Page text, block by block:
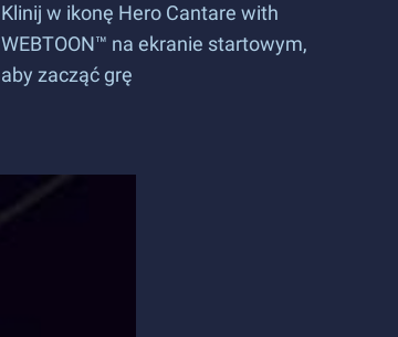
Klinij w ikonę Hero Cantare with
WEBTOON™ na ekranie startowym,
aby zacząć grę